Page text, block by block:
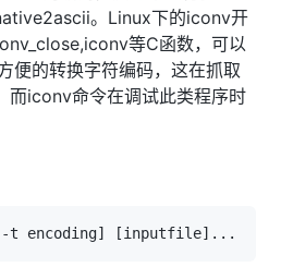
。Linux下的iconv开
等C函数，可以
便的转换字符编码，这在抓取
而iconv命令在调试此类程序时
-t encoding] [inputfile] ..